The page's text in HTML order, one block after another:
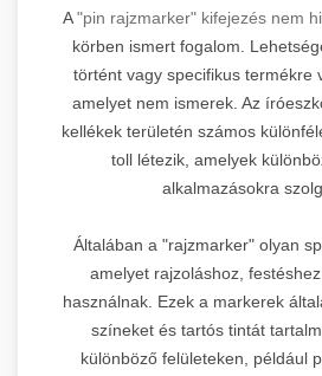
A"pin rajzmarker" kifejezés nem
körben ismert fogalom.
történt vagy specifikus termékre
amelyet nem ismerek. Az
kellékek területén számos
toll létezik, amelyek
alkalmazásokra
Általában a "rajzmarker" olyan
amelyet rajzoláshoz,
használnak. Ezek a markerek
színeket és tartós tintát
különböző felületeken, például